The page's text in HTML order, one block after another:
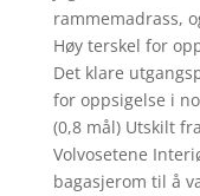
rammemadrass,
Høy terskel for
Det klare
for oppsigelse i
(0,8 mål) Utskilt
Volvosetene
bagasjerom til å